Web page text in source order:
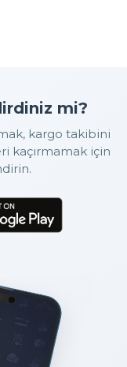
mi?
kargo takibini
kaçırmamak için